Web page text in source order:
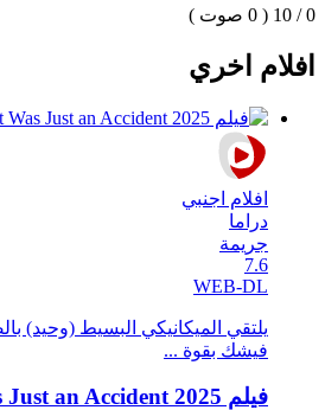
0 / 10 ( 0 صوت )
افلام اخري
افلام اجنبي
دراما
جريمة
7.6
WEB-DL
يلتقي الميكانيكي البسيط (وحيد)
فيشك بقوة ...
فيلم It Was Just an Accident 2025 مترجم HD